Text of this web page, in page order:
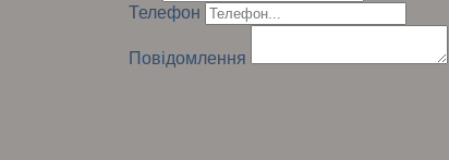
Телефон
Повідомлення